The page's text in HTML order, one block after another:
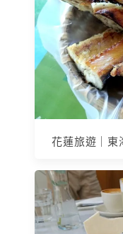
花蓮旅遊｜東